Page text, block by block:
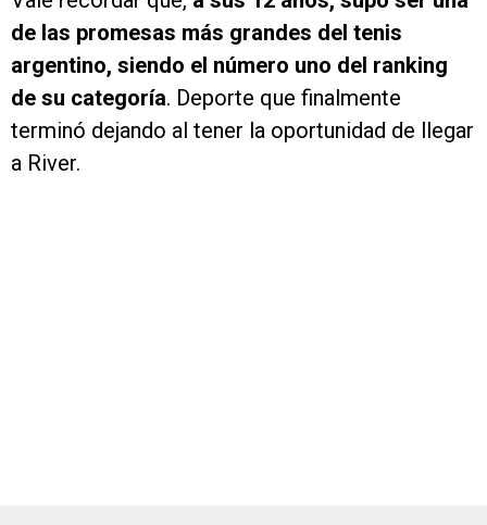
de las promesas más grandes del tenis
argentino, siendo el número uno del ranking
de su categoría. Deporte que finalmente
terminó dejando al tener la oportunidad de llegar
a River.